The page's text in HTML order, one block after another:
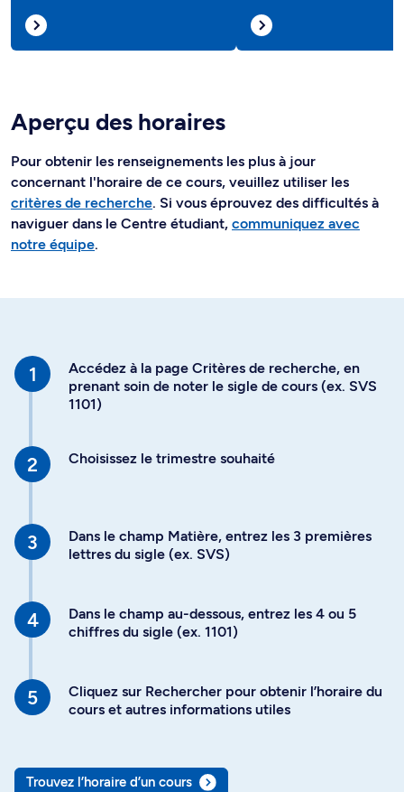
Aperçu des horaires
Pour obtenir les renseignements les plus à jour
concernant l'horaire de ce cours, veuillez utiliser les
critères de recherche. Si vous éprouvez des difficultés à
naviguer dans le Centre étudiant, communiquez avec
notre équipe.
Accédez à la page Critères de recherche, en
prenant soin de noter le sigle de cours (ex. SVS
1101)
Choisissez le trimestre souhaité
Dans le champ Matière, entrez les 3 premières
lettres du sigle (ex. SVS)
Dans le champ au-dessous, entrez les 4 ou 5
chiffres du sigle (ex. 1101)
Cliquez sur Rechercher pour obtenir l’horaire du
cours et autres informations utiles
Trouvez l’horaire d’un cours